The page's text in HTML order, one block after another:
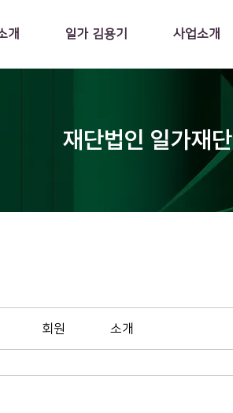
개 일가 김용기 사업소개
재단법인 일가재단
회원 소개